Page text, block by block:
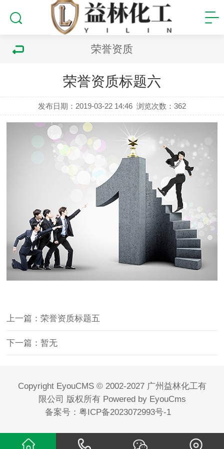
荣誉资质
荣誉资质标题六
发布日期：2019-03-22 14:46 浏览次数：362
上一篇：荣誉资质标题五
下一篇：暂无
Copyright EyouCMS © 2002-2027 广州益林化工有
限公司 版权所有Powered by EyouCms
备案号： 粤ICP备2023072993号-1